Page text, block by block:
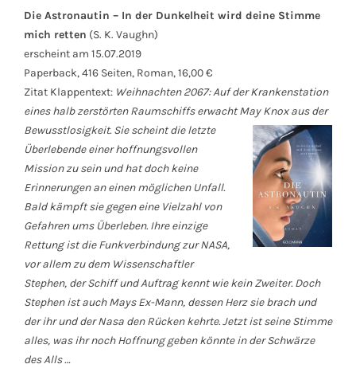
Die Astronautin – In der Dunkelheit wird deine Stimme
mich retten (S. K. Vaughn)
erscheint am 15.07.2019
Paperback, 416 Seiten, Roman, 16,00 €
Zitat Klappentext: Weihnachten 2067: Auf der Krankenstation
eines halb zerstörten Raumschiffs erwacht May Knox aus der
Bewusstlosigkeit. Sie scheint die letzte
Überlebende einer hoffnungsvollen
Mission zu sein und hat doch keine
Erinnerungen an einen möglichen Unfall.
Bald kämpft sie gegen eine Vielzahl von
Gefahren ums Überleben. Ihre einzige
Rettung ist die Funkverbindung zur NASA,
vor allem zu dem Wissenschaftler
Stephen, der Schiff und Auftrag kennt wie kein Zweiter. Doch
Stephen ist auch Mays Ex-Mann, dessen Herz sie brach und
der ihr und der Nasa den Rücken kehrte. Jetzt ist seine Stimme
alles, was ihr noch Hoffnung geben könnte in der Schwärze
des Alls …